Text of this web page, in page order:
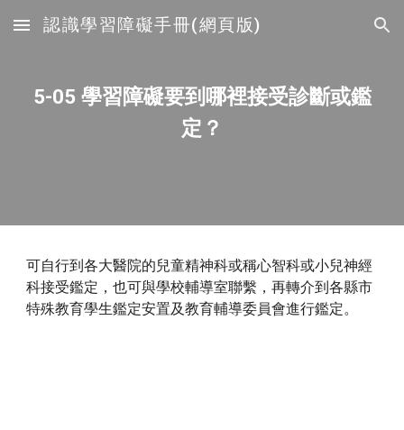
Skip to main content Skip to navigation
認識學習障礙手冊(網頁版)
5-05 學習障礙要到哪裡接受診斷或鑑
定？
可自行到各大醫院的兒童精神科或稱心智科或小兒神經
科接受鑑定，也可與學校輔導室聯繫，再轉介到各縣市
特殊教育學生鑑定安置及教育輔導委員會進行鑑定。